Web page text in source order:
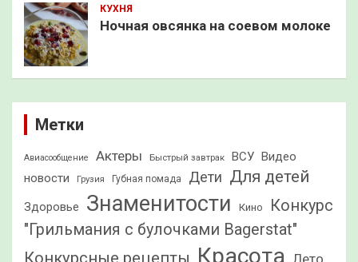
КУХНЯ
Ночная овсянка на соевом молоке
Метки
Авиасообщение Актеры Быстрый завтрак ВСУ
Видео
новости
Грузия Губная помада Дети Для детей
Здоровье Знаменитости Кино
Конкурс
"Грильмания с булочками Bagerstat"
Красота